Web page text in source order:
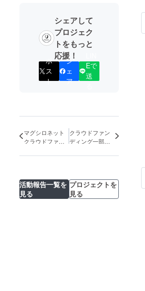
シェアして
プロジェク
トをもっと
応援！
ポ
ス
ト
シ
ェ
ア
Eで
送
マグシロネット
クラウドファン
クラウドファン
ディング一部リ
券送付のお知ら
活動報告一覧を
見る
プロジェクトを
見る